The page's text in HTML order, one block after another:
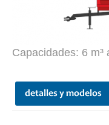
Capacidades: 6 m³
detalles y modelos